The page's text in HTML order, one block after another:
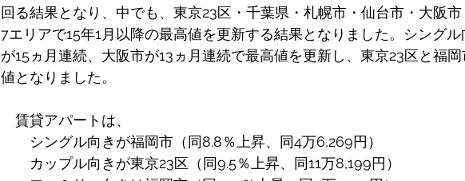
回る結果となり、中でも、東京23区・千葉県・札幌市・仙台市・大阪
7エリアで15年1月以降の最高値を更新する結果となりました。シング
が15ヵ月連続、大阪市が13ヵ月連続で最高値を更新し、東京23区と福
値となりました。
賃貸アパートは、
シングル向きが福岡市（同8.8％上昇、同4万6,269円）
カップル向きが東京23区（同9.5％上昇、同11万8,199円）